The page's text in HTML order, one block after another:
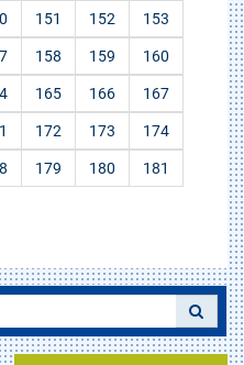
151 152 153
158 159 160
165 166 167
172 173 174
179 180 181